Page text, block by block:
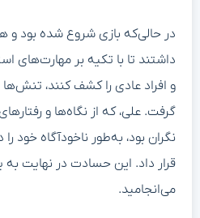
در حالی‌که بازی شروع شده بود و
داشتند تا با تکیه بر مهارت‌های
و افراد عادی را کشف کنند،
گرفت. علی، که از نگاه‌ها و
نگران بود، به‌طور ناخودآگاه خود
قرار داد. این حسادت در نهایت به
می‌انجامید.